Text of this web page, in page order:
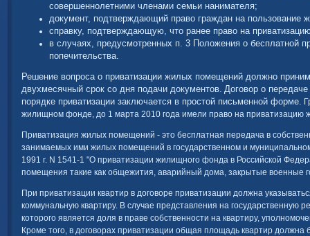
совершеннолетними членами семьи нанимателя;
документ, подтверждающий право граждан на
справку, подтверждающую, что ранее право на
в случаях, предусмотренных п. 3 Положения о бесплатной
попечительства.
Решение вопроса о приватизации жилых помещений должно
двухмесячный срок со дня подачи документов. Договор о
порядке приватизации заключается в простой письменной форме.
жилищном фонде, до 1 марта 2010 года имели право на приватизацию
Приватизация жилых помещений - это бесплатная передача в
занимаемых ими жилых помещений в государственном и
1991 г. N 1541-1 "О приватизации жилищного фонда в Российской
помещения такие как общежития, аварийный дома, закрытые военные
При приватизации квартир в договоре приватизации должна
коммунальную квартиру. В случае представления на государственную
которого является доля в праве собственности на квартиру,
Кроме того, в договорах приватизации общая площадь квартир должна